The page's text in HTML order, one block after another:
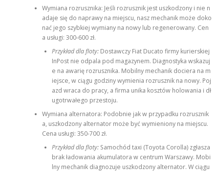
Wymiana rozrusznika: Jeśli rozrusznik jest uszkodzony i nie n
adaje się do naprawy na miejscu, nasz mechanik może doko
nać jego szybkiej wymiany na nowy lub regenerowany. Cen
a usługi: 300-600 zł.
Przykład dla floty:Dostawczy Fiat Ducato firmy kurierskiej
InPost nie odpala pod magazynem. Diagnostyka wskazuj
e na awarię rozrusznika. Mobilny mechanik dociera na m
iejsce, w ciągu godziny wymienia rozrusznik na nowy. Poj
azd wraca do pracy, a firma unika kosztów holowania i dł
ugotrwałego przestoju.
Wymiana alternatora: Podobnie jak w przypadku rozrusznik
a, uszkodzony alternator może być wymieniony na miejscu.
Cena usługi: 350-700 zł.
Przykład dla floty:Samochód taxi (Toyota Corolla) zgłasza
brak ładowania akumulatora w centrum Warszawy. Mobi
lny mechanik diagnozuje uszkodzony alternator. W ciągu